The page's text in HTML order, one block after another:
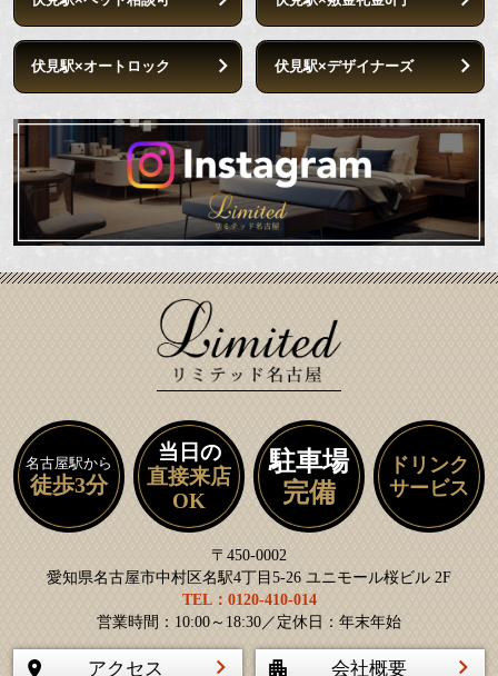
伏見駅×オートロック 伏見駅×デザイナーズ
名古屋駅から
徒歩3分
当日の
直接来店
OK
駐車場
完備
ドリンク
サービス
〒450-0002
愛知県名古屋市中村区名駅4丁目5-26 ユニモール桜ビル 2F
TEL：0120-410-014
営業時間：10:00～18:30／定休日：年末年始
アクセス 会社概要